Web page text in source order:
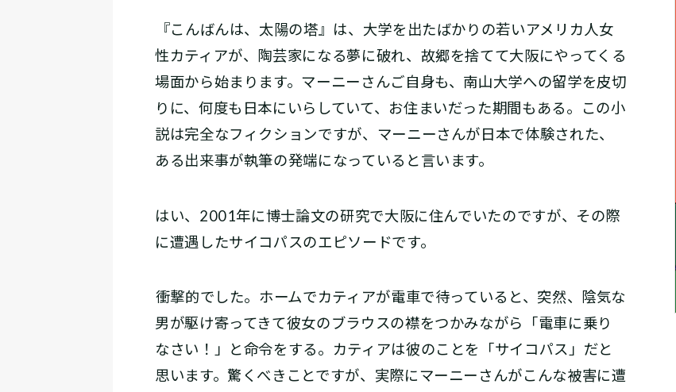
――『こんばんは、太陽の塔』は、大学を出たばかりの若いアメリカ人女
性カティアが、陶芸家になる夢に破れ、故郷を捨てて大阪にやってくる
場面から始まります。マーニーさんご自身も、南山大学への留学を皮切
りに、何度も日本にいらしていて、お住まいだった期間もある。この小
説は完全なフィクションですが、マーニーさんが日本で体験された、
ある出来事が執筆の発端になっていると言います。
はい、2001年に博士論文の研究で大阪に住んでいたのですが、その際
に遭遇したサイコパスのエピソードです。
――衝撃的でした。ホームでカティアが電車で待っていると、突然、陰気な
男が駆け寄ってきて彼女のブラウスの襟をつかみながら「電車に乗り
なさい！」と命令をする。カティアは彼のことを「サイコパス」だと
思います。驚くべきことですが、実際にマーニーさんがこんな被害に遭